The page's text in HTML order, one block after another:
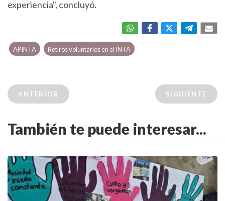
experiencia", concluyó.
APINTA Retiros voluntarios en el INTA
ANTERIOR SIGUIENTE
También te puede interesar...